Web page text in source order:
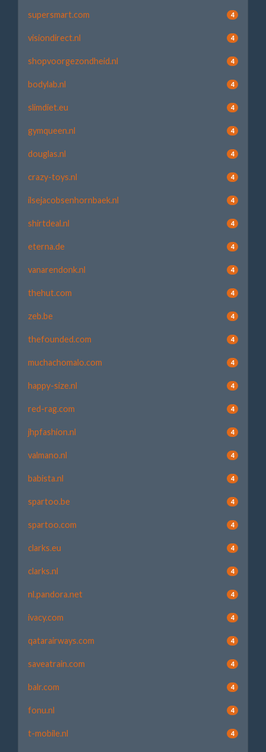
supersmart.com 4
visiondirect.nl 4
shopvoorgezondheid.nl 4
bodylab.nl 4
slimdiet.eu 4
gymqueen.nl 4
douglas.nl 4
crazy-toys.nl 4
ilsejacobsenhornbaek.nl 4
shirtdeal.nl 4
eterna.de 4
vanarendonk.nl 4
thehut.com 4
zeb.be 4
thefounded.com 4
muchachomalo.com 4
happy-size.nl 4
red-rag.com 4
jhpfashion.nl 4
valmano.nl 4
babista.nl 4
spartoo.be 4
spartoo.com 4
clarks.eu 4
clarks.nl 4
nl.pandora.net 4
ivacy.com 4
qatarairways.com 4
saveatrain.com 4
balr.com 4
fonu.nl 4
t-mobile.nl 4